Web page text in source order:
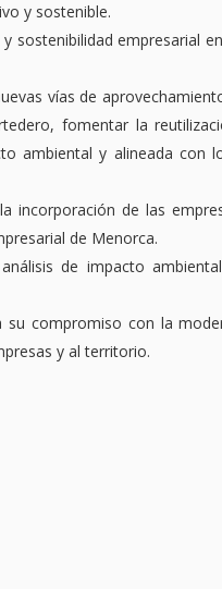
y sostenible.
sostenibilidad empresarial
vías de
fomentar la
ambiental y alineada con
incorporación de las
de Menorca.
de impacto
compromiso con la
y al territorio.